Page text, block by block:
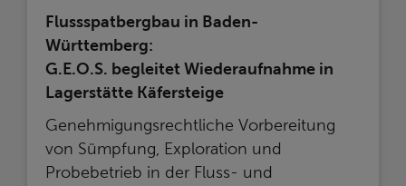
Flussspatbergbau in Baden-
Württemberg:
G.E.O.S. begleitet Wiederaufnahme in
Lagerstätte Käfersteige
Genehmigungsrechtliche Vorbereitung
von Sümpfung, Exploration und
Probebetrieb in der Fluss- und